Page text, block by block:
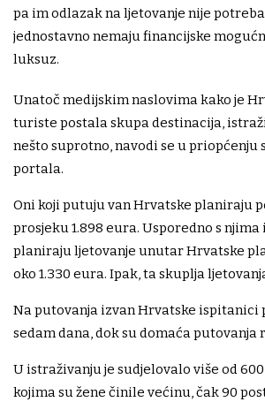
pa im odlazak na ljetovanje nije
jednostavno nemaju financijske
luksuz.
Unatoč medijskim naslovima kako je
turiste postala skupa destinacija,
nešto suprotno, navodi se u priopćenju
portala.
Oni koji putuju van Hrvatske planiraju
prosjeku 1.898 eura. Usporedno s
planiraju ljetovanje unutar Hrvatske
oko 1.330 eura. Ipak, ta skuplja
Na putovanja izvan Hrvatske ispitanici
sedam dana, dok su domaća putovanja
U istraživanju je sudjelovalo više od
kojima su žene činile većinu, čak 90